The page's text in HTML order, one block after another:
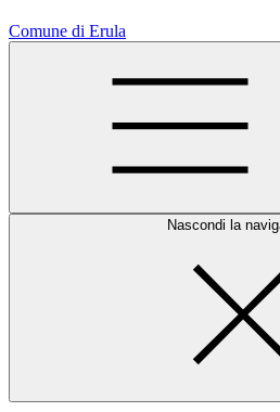
Comune di Erula
Nascondi la